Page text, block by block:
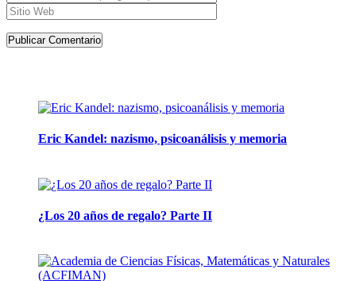
Eric Kandel: nazismo, psicoanálisis y memoria
¿Los 20 años de regalo? Parte II